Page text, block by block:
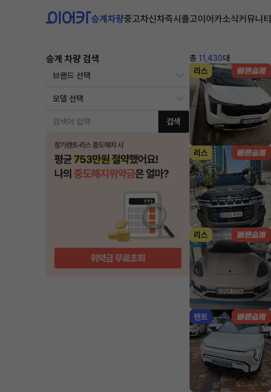
승계차량중고차신차즉시출고이어카소식커뮤니티
승계 차량 검색
검색
총 11,430대
리스
리스
리스
렌트